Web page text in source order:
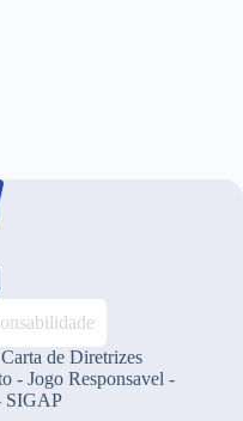
Carta de Diretrizes
- Jogo Responsavel -
SIGAP